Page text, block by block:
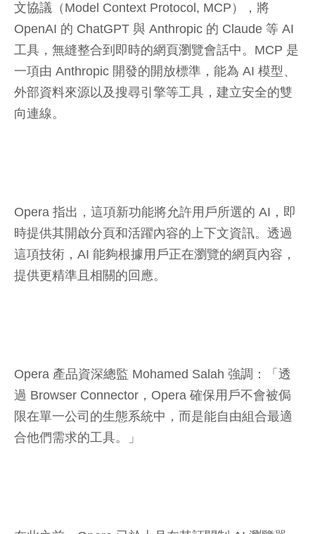
文協議（Model Context Protocol, MCP），將
OpenAI 的 ChatGPT 與 Anthropic 的 Claude 等 AI
工具，無縫整合到即時的網頁瀏覽會話中。MCP 是
一項由 Anthropic 開發的開放標準，能為 AI 模型、
外部資料來源以及搜尋引擎等工具，建立安全的雙
向連線。
Opera 指出，這項新功能將允許用戶所選的 AI，即
時提供其開啟分頁和活躍內容的上下文資訊。透過
這項技術，AI 能夠根據用戶正在瀏覽的網頁內容，
提供更精準且相關的回應。
Opera 產品資深總監 Mohamed Salah 強調：「透
過 Browser Connector，Opera 確保用戶不會被侷
限在單一公司的生態系統中，而是能自由組合最適
合他們需求的工具。」